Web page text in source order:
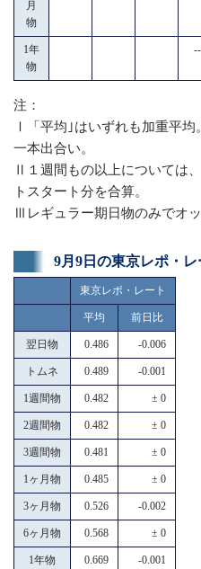
月
物
1年
物
注：
Ⅰ「平均｣はいずれも加重平
一本出合い。
Ⅱ１週間もの以上については
トスタート分を合算。
Ⅲレギュラー期日物のみでオ
9月9日の東京レポ・
東京レポ・レート
平均 前日比
翌日物 0.486 -0.006
トムネ 0.489 -0.001
1週間物 0.482 ± 0
2週間物 0.482 ± 0
3週間物 0.481 ± 0
1ヶ月物 0.485 ± 0
3ヶ月物 0.526 -0.002
6ヶ月物 0.568 ± 0
1年物 0.669 -0.001